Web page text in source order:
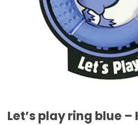
Let’s play ring blue